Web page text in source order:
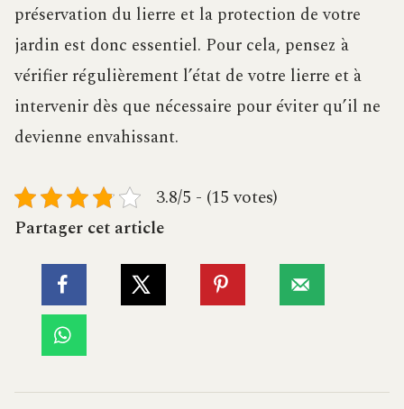
préservation du lierre et la protection de votre
jardin est donc essentiel. Pour cela, pensez à
vérifier régulièrement l’état de votre lierre et à
intervenir dès que nécessaire pour éviter qu’il ne
devienne envahissant.
3.8/5 - (15 votes)
Partager cet article